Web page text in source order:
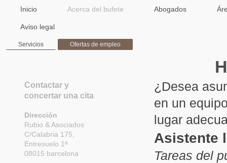
Inicio Acerca del bufete Abogados
Aviso legal
Servicios Ofertas de empleo
¿Desea
en un
lugar
Asistente
Tareas del
Contactar y
concertar una cita
Dirección
Rubio & Asociados
C/Calabria 175,
Entresuelo 1ª
08015 barcelona